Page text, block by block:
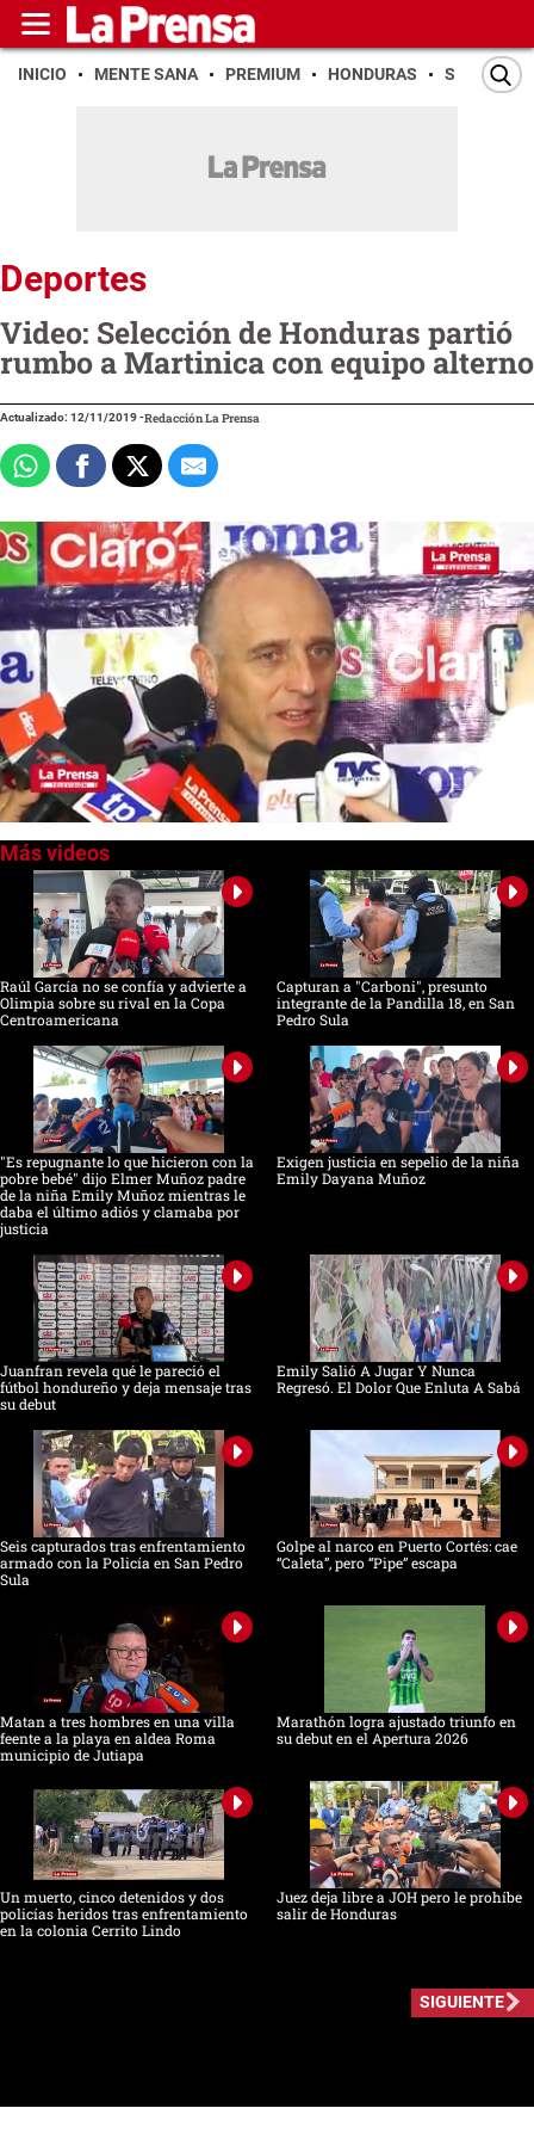
INICIO MENTE SANA PREMIUM HONDURAS SAN PEDRO
Deportes
Video: Selección de Honduras partió
rumbo a Martinica con equipo alterno
Actualizado: 12/11/2019-Redacción La Prensa
seconds
minutes,
seconds
Raúl García no se confía y advierte a
Olimpia sobre su rival en la Copa
Centroamericana
Capturan a "Carboni", presunto
integrante de la Pandilla 18, en San
Pedro Sula
"Es repugnante lo que hicieron con la
pobre bebé" dijo Elmer Muñoz padre
de la niña Emily Muñoz mientras le
daba el último adiós y clamaba por
justicia
Exigen justicia en sepelio de la niña
Emily Dayana Muñoz
Juanfran revela qué le pareció el
fútbol hondureño y deja mensaje tras
su debut
Emily Salió A Jugar Y Nunca
Regresó. El Dolor Que Enluta A Sabá
Seis capturados tras enfrentamiento
armado con la Policía en San Pedro
Sula
Golpe al narco en Puerto Cortés: cae
“Caleta”, pero “Pipe” escapa
Matan a tres hombres en una villa
feente a la playa en aldea Roma
municipio de Jutiapa
Marathón logra ajustado triunfo en
su debut en el Apertura 2026
Un muerto, cinco detenidos y dos
policías heridos tras enfrentamiento
en la colonia Cerrito Lindo
Juez deja libre a JOH pero le prohíbe
salir de Honduras
SIGUIENTE